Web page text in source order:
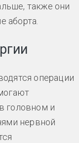
также они
аборта.
операции
головном и
нервной